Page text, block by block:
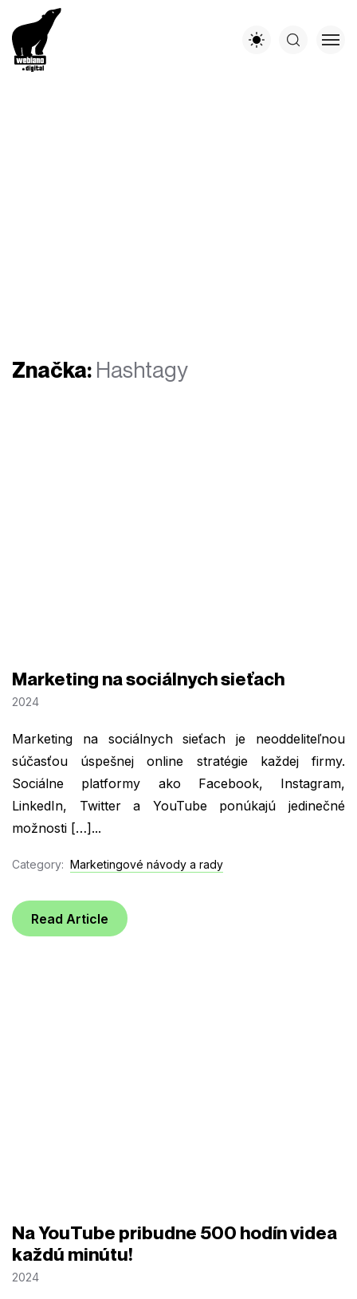
Značka: Hashtagy
Marketing na sociálnych sieťach
2024
Marketing na sociálnych sieťach je neoddeliteľnou
súčasťou úspešnej online stratégie každej firmy.
Sociálne platformy ako Facebook, Instagram,
LinkedIn, Twitter a YouTube ponúkajú jedinečné
možnosti […]...
Category: Marketingové návody a rady
Read Article
Na YouTube pribudne 500 hodín videa
každú minútu!
2024